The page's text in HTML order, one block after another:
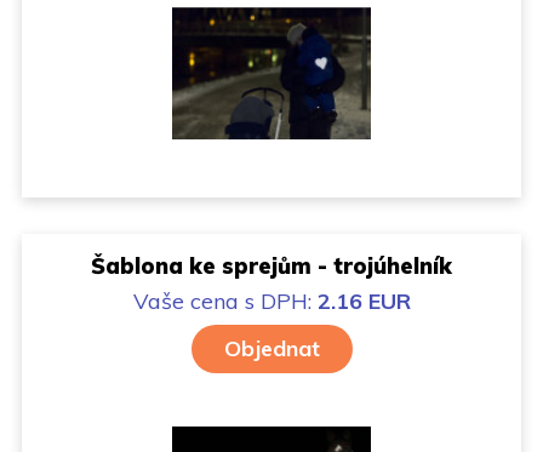
Šablona ke sprejům - trojúhelník
Vaše cena s DPH: 2.16 EUR
Objednat